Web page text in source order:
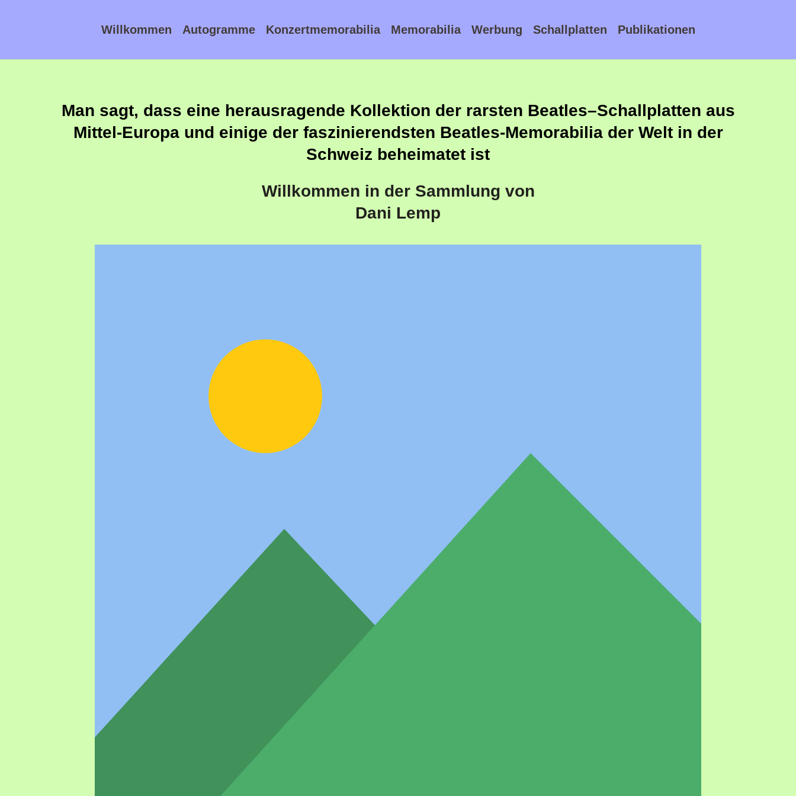
Willkommen Autogramme Konzertmemorabilia Memorabilia Werbung Schallplatten Publikationen
Man sagt, dass eine herausragende Kollektion der rarsten Beatles–Schallplatten aus
Mittel-Europa und einige der faszinierendsten Beatles-Memorabilia der Welt in der
Schweiz beheimatet ist
Willkommen in der Sammlung von
Dani Lemp